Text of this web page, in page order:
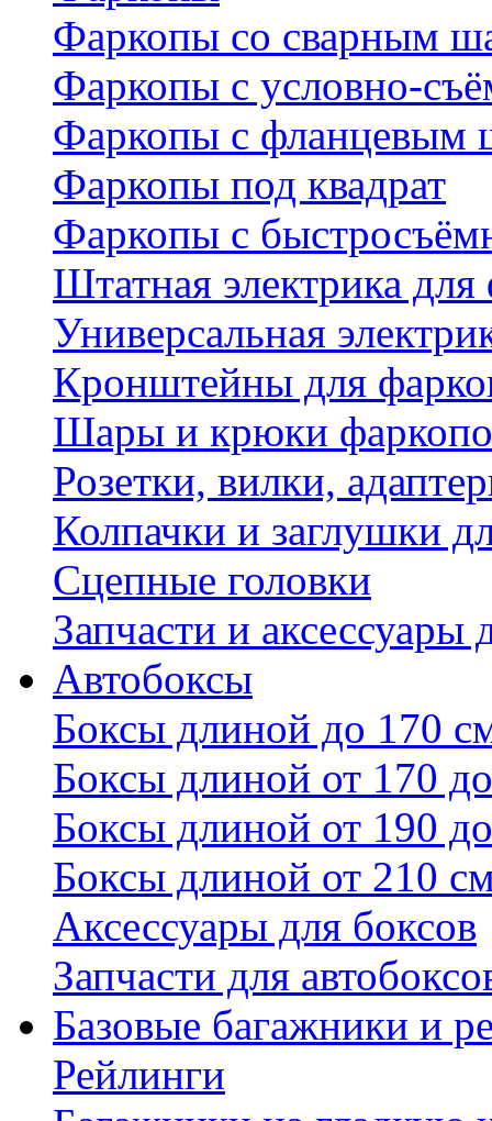
Фаркопы со сварным
Фаркопы с условно-
Фаркопы с фланцевым
Фаркопы под квадрат
Фаркопы с
Штатная электрика
Универсальная
Кронштейны для
Шары и крюки
Розетки, вилки,
Колпачки и заглушки
Сцепные головки
Запчасти и аксессуары
Автобоксы
Боксы длиной до 170
Боксы длиной от 170
Боксы длиной от 190
Боксы длиной от 210
Аксессуары для боксов
Запчасти для
Базовые багажники и
Рейлинги